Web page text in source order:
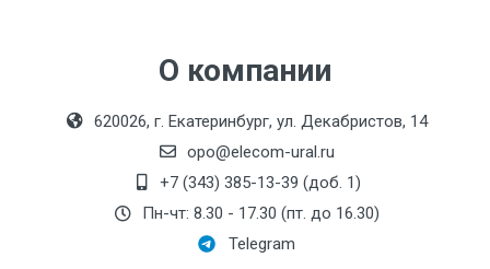
О компании
620026, г. Екатеринбург, ул. Декабристов, 14
opo@elecom-ural.ru
+7 (343) 385-13-39 (доб. 1)
Пн-чт: 8.30 - 17.30 (пт. до 16.30)
Telegram